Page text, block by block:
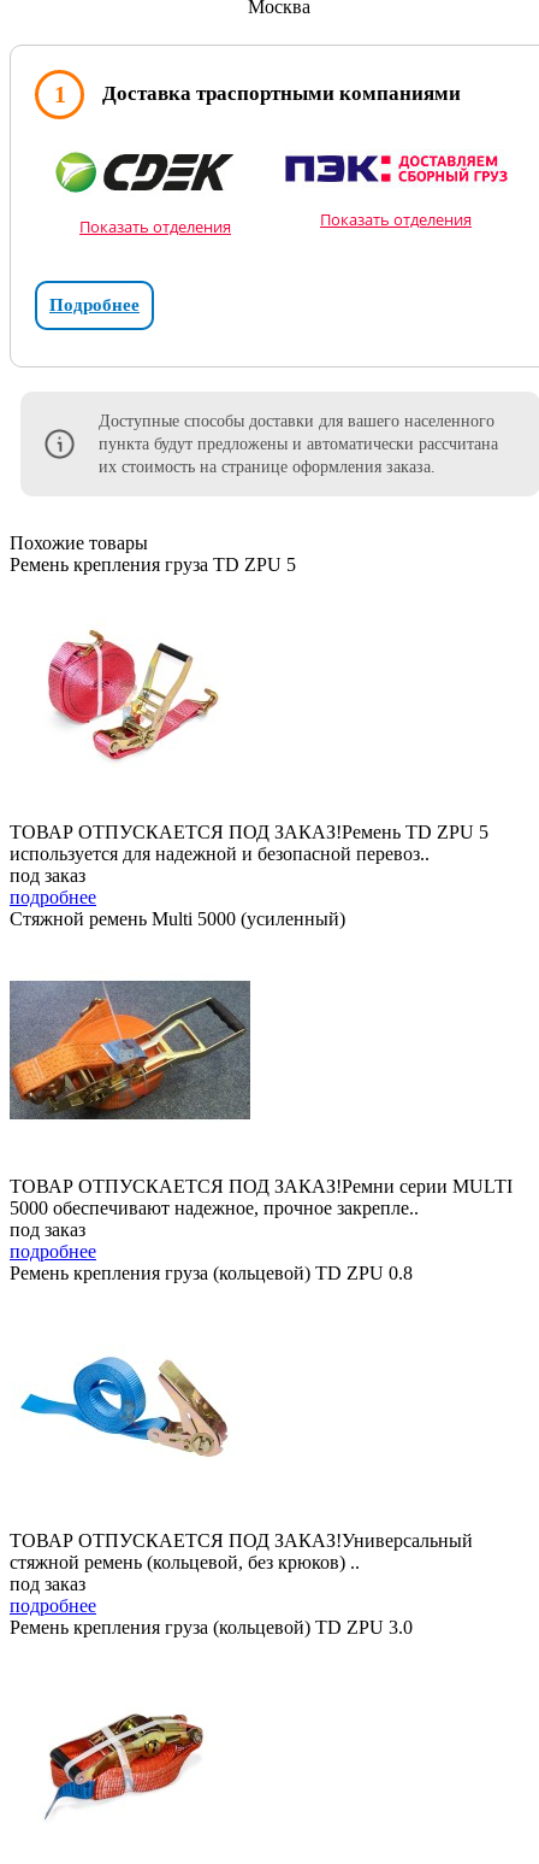
Москва
1 Доставка траспортными компаниями
Показать отделения Показать отделения
Подробнее
Доступные способы доставки для вашего населенного
пункта будут предложены и автоматически рассчитана
их стоимость на странице оформления заказа.
Похожие товары
Ремень крепления груза TD ZPU 5
ТОВАР ОТПУСКАЕТСЯ ПОД ЗАКАЗ!Ремень TD ZPU 5
используется для надежной и безопасной перевоз..
под заказ
подробнее
Стяжной ремень Multi 5000 (усиленный)
ТОВАР ОТПУСКАЕТСЯ ПОД ЗАКАЗ!Ремни серии MULTI
5000 обеспечивают надежное, прочное закрепле..
под заказ
подробнее
Ремень крепления груза (кольцевой) TD ZPU 0.8
ТОВАР ОТПУСКАЕТСЯ ПОД ЗАКАЗ!Универсальный
стяжной ремень (кольцевой, без крюков) ..
под заказ
подробнее
Ремень крепления груза (кольцевой) TD ZPU 3.0